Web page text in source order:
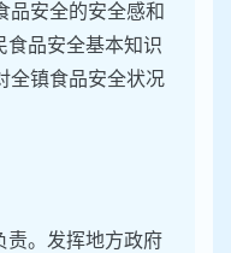
品安全的安全感和
食品安全基本知识
全镇食品安全状况
责。发挥地方政府